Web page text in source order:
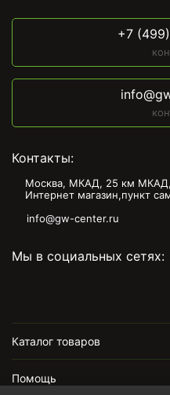
+7
Контакты:
Москва, МКАД, 25 км
Интернет магазин,пункт
info@gw-center.ru
Мы в социальных сетях:
Каталог товаров
Помощь